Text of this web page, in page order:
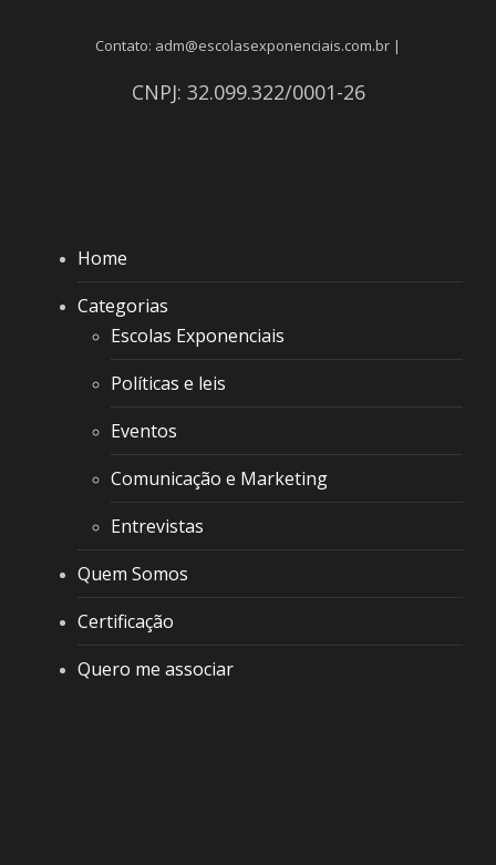
Contato: adm@escolasexponenciais.com.br |
CNPJ: 32.099.322/0001-26
Home
Categorias
Escolas Exponenciais
Políticas e leis
Eventos
Comunicação e Marketing
Entrevistas
Quem Somos
Certificação
Quero me associar